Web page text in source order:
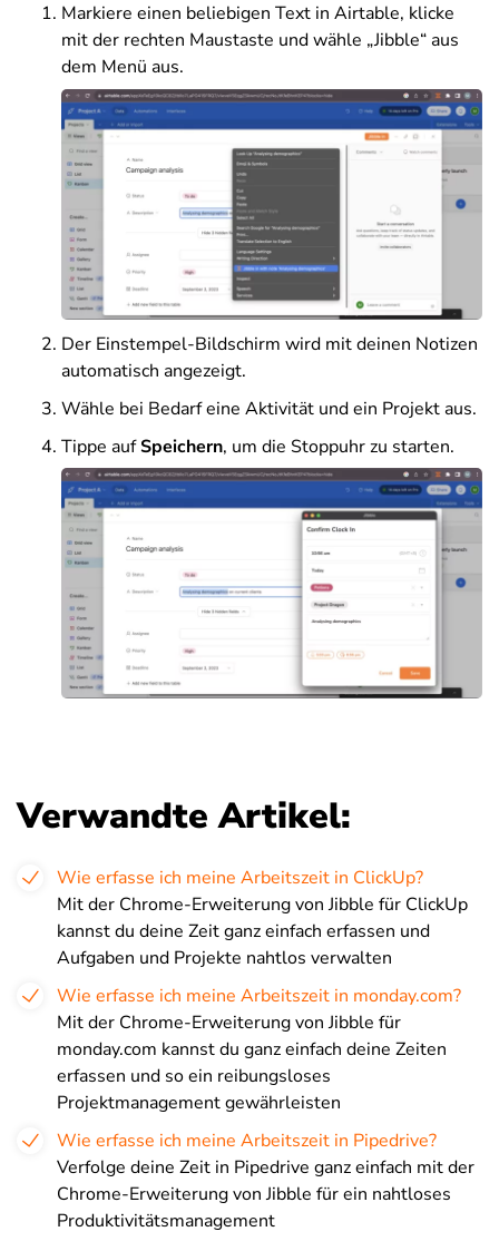
Markiere einen beliebigen Text in Airtable, klicke
mit der rechten Maustaste und wähle „Jibble“ aus
dem Menü aus.
Der Einstempel-Bildschirm wird mit deinen Notizen
automatisch angezeigt.
Wähle bei Bedarf eine Aktivität und ein Projekt aus.
Tippe aufSpeichern, um die Stoppuhr zu starten.
Verwandte Artikel:
Wie erfasse ich meine Arbeitszeit in ClickUp?
Mit der Chrome-Erweiterung von Jibble für ClickUp
kannst du deine Zeit ganz einfach erfassen und
Aufgaben und Projekte nahtlos verwalten
Wie erfasse ich meine Arbeitszeit in monday.com?
Mit der Chrome-Erweiterung von Jibble für
monday.com kannst du ganz einfach deine Zeiten
erfassen und so ein reibungsloses
Projektmanagement gewährleisten
Wie erfasse ich meine Arbeitszeit in Pipedrive?
Verfolge deine Zeit in Pipedrive ganz einfach mit der
Chrome-Erweiterung von Jibble für ein nahtloses
Produktivitätsmanagement